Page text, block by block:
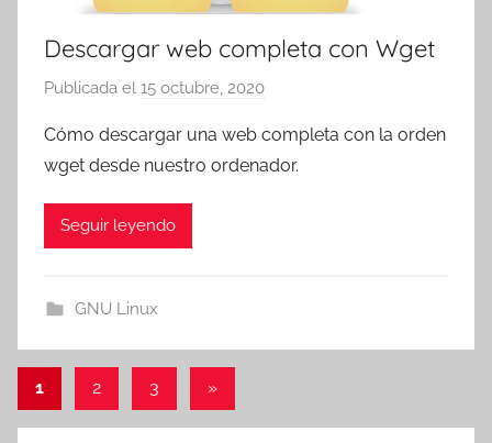
Descargar web completa con Wget
Publicada el 15 octubre, 2020
r
T
m
r
Cómo descargar una web completa con la orden
wget desde nuestro ordenador.
Seguir leyendo
GNU Linux
Paginación
de
1 2 3
Entradas
»